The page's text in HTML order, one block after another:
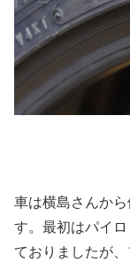
車は横島さんか
す。最初はパイ
ておりましたが